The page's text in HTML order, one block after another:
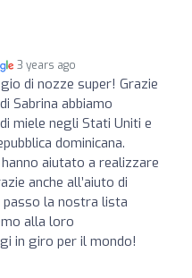
3 years ago
di nozze super! Grazie
Sabrina abbiamo
miele negli Stati Uniti e
dominicana.
aiutato a realizzare
anche all’aiuto di
passo la nostra lista
alla loro
in giro per il mondo!